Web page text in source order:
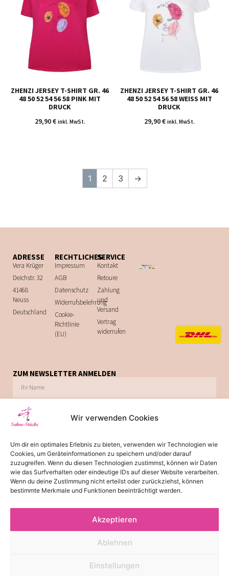
Wir verwenden Cookies
Um dir ein optimales Erlebnis zu bieten, verwenden wir Technologien wie
Cookies, um Geräteinformationen zu speichern und/oder darauf
zuzugreifen. Wenn du diesen Technologien zustimmst, können wir Daten
wie das Surfverhalten oder eindeutige IDs auf dieser Website verarbeiten.
Wenn du deine Zustimmung nicht erteilst oder zurückziehst, können
bestimmte Merkmale und Funktionen beeinträchtigt werden.
Akzeptieren
Ablehnen
Einstellungen
ZHENZI JERSEY T-SHIRT GR. 46
48 50 52 54 56 58 PINK MIT
DRUCK
29,90€ inkl. MwSt.
ZHENZI JERSEY T-SHIRT GR. 46
48 50 52 54 56 58 WEISS MIT D
RUCK
29,90€ inkl. MwSt.
1 2 3 →
ADRESSE
Vera Krüger
Deichstr. 32
41468
Neuss
Deutschland
RECHTLICHES
Impressum
AGB
Datenschutz
Widerrufsbelehrung
Cookie-
Richtlinie
(EU)
SERVICE
Kontakt
Retoure
Zahlung
und
Versand
Vertrag
widerrufen
ZUM NEWSLETTER ANMELDEN
Angebote per E-Mail informiert werden. Diese Einwilligung kann jederzeit via E-Mail
widerrufen werden.
JETZT ABONNIEREN
Die Lieferzeit von 2-3 Tagen gilt für Lieferungen innerhalb
Deutschland. Bitte beachten Sie, dass es bei Lieferungen ins Ausland
zu einer Lieferzeit von 3-5 Tagen kommen kann.
© 2026 - Alle Rechte reserviert